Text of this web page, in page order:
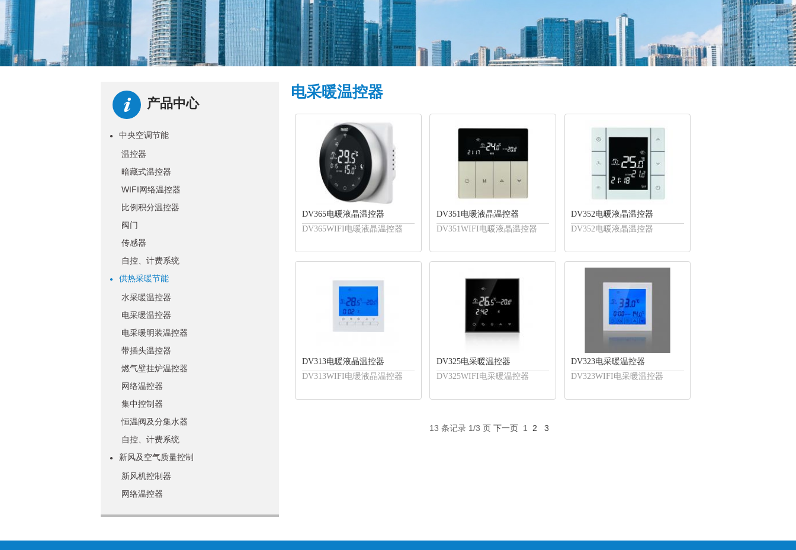
产品中心
●
中央空调节能
温控器
暗藏式温控器
WIFI网络温控器
比例积分温控器
阀门
传感器
自控、计费系统
●
供热采暖节能
水采暖温控器
电采暖温控器
电采暖明装温控器
带插头温控器
燃气壁挂炉温控器
网络温控器
集中控制器
恒温阀及分集水器
自控、计费系统
●
新风及空气质量控制
新风机控制器
网络温控器
电采暖温控器
DV365电暖液晶温控器
DV365WIFI电暖液晶温控器
DV351电暖液晶温控器
DV351WIFI电暖液晶温控器
DV352电暖液晶温控器
DV352电暖液晶温控器
DV313电暖液晶温控器
DV313WIFI电暖液晶温控器
DV325电采暖温控器
DV325WIFI电采暖温控器
DV323电采暖温控器
DV323WIFI电采暖温控器
13 条记录 1/3 页 下一页 1 2 3